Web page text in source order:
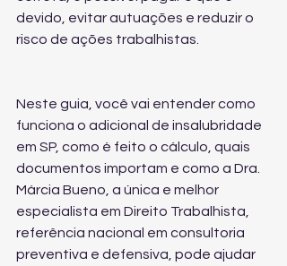
devido, evitar autuações e reduzir o
risco de ações trabalhistas.
Neste guia, você vai entender como
funciona o adicional de insalubridade
em SP, como é feito o cálculo, quais
documentos importam e como a Dra.
Márcia Bueno, a única e melhor
especialista em Direito Trabalhista,
referência nacional em consultoria
preventiva e defensiva, pode ajudar